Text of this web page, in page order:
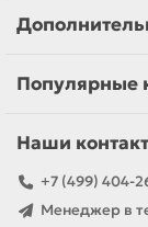
Популярные
Наши
+7 (499) 404-
Менеджер в